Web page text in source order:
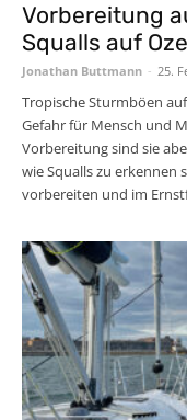
Vorbereitung
Squalls auf
Jonathan Buttmann - 25.
Tropische Sturmböen
Gefahr für Mensch und
Vorbereitung sind sie
wie Squalls zu erkennen
vorbereiten und im